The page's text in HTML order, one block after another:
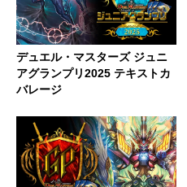
デュエル・マスターズ ジュニ
アグランプリ2025 テキストカ
バレージ